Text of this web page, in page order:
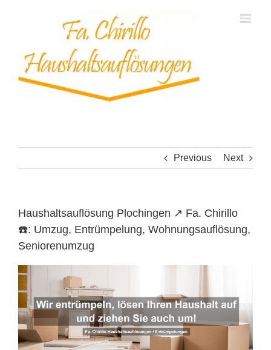
Previous Next
Haushaltsauflösung Plochingen ↗️ Fa. Chirillo
☎️: Umzug, Entrümpelung, Wohnungsauflösung,
Seniorenumzug